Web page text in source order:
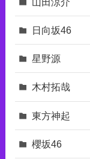
日向坂46
星野源
木村拓哉
東⽅神起
櫻坂46